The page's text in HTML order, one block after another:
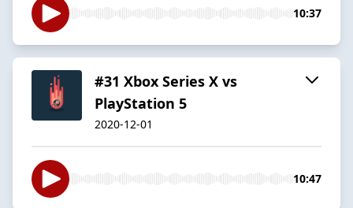
10:37
#31 Xbox Series X vs
PlayStation 5
2020-12-01
10:47